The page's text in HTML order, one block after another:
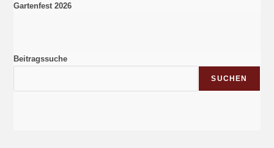
Gartenfest 2026
Beitragssuche
SUCHEN